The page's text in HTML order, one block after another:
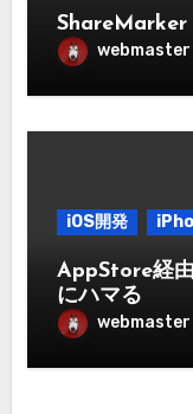
ShareMarker
webmaster
iOS開発
AppStore経
にハマる
webmaster